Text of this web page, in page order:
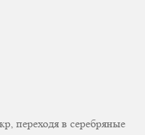
переходя в серебряные